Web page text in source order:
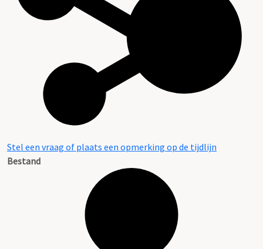
Stel een vraag of plaats een opmerking op de tijdlijn
Bestand